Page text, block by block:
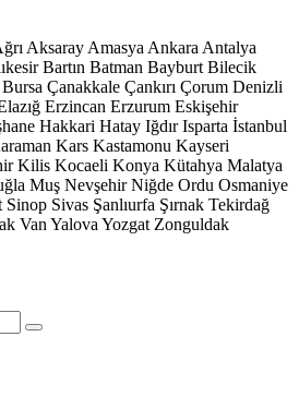
Aksaray Amasya Ankara Antalya
Bartın Batman Bayburt Bilecik
Bursa Çanakkale Çankırı Çorum Denizli
Erzincan Erzurum Eskişehir
Hakkari Hatay Iğdır Isparta İstanbul
Kars Kastamonu Kayseri
Kilis Kocaeli Konya Kütahya Malatya
Muş Nevşehir Niğde Ordu Osmaniye
Sinop Sivas Şanlıurfa Şırnak Tekirdağ
Van Yalova Yozgat Zonguldak